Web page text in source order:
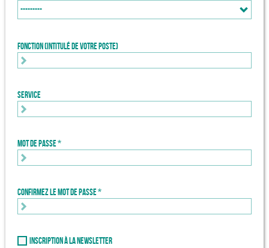
Fonction (intitulé de votre poste)
Service
Mot de passe
Confirmez le mot de passe
Inscription à la newsletter